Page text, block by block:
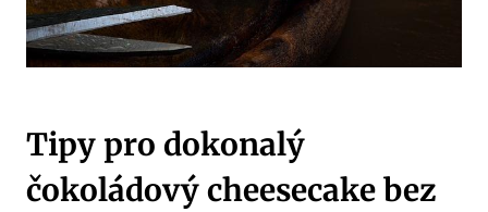
Tipy pro dokonalý
čokoládový ‍cheesecake⁤ bez‍